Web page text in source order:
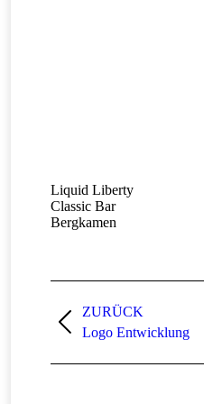
Liquid Liberty
Classic Bar
Bergkamen
navigation
ZURÜCK
Previous
Logo Entwicklung